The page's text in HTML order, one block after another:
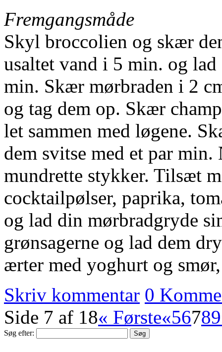
Fremgangsmåde
Skyl broccolien og skær
usaltet vand i 5 min. og
min. Skær mørbraden i 2
og tag dem op. Skær
let sammen med løgene.
dem svitse med et par
mundrette stykker. Tilsæt
cocktailpølser, paprika,
og lad din mørbradgryde
grønsagerne og lad dem
ærter med yoghurt og
Skriv kommentar 0
Side 7 af 18« Første«56789
Søg efter: